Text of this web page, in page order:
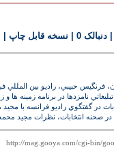
| دنبالک 0 نسخه قابل چاپ
فرنگيس حبيبي، راديو بين المللي
نامزدها در برنامه زمينه ها و
در گفتگوي راديو فرانسه با
صحنه انتخابات، نظرات مجيد